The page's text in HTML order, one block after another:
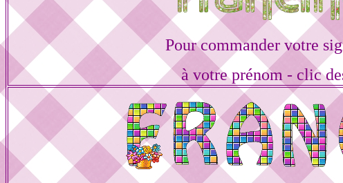
Pour commander votre
à votre prénom - clic